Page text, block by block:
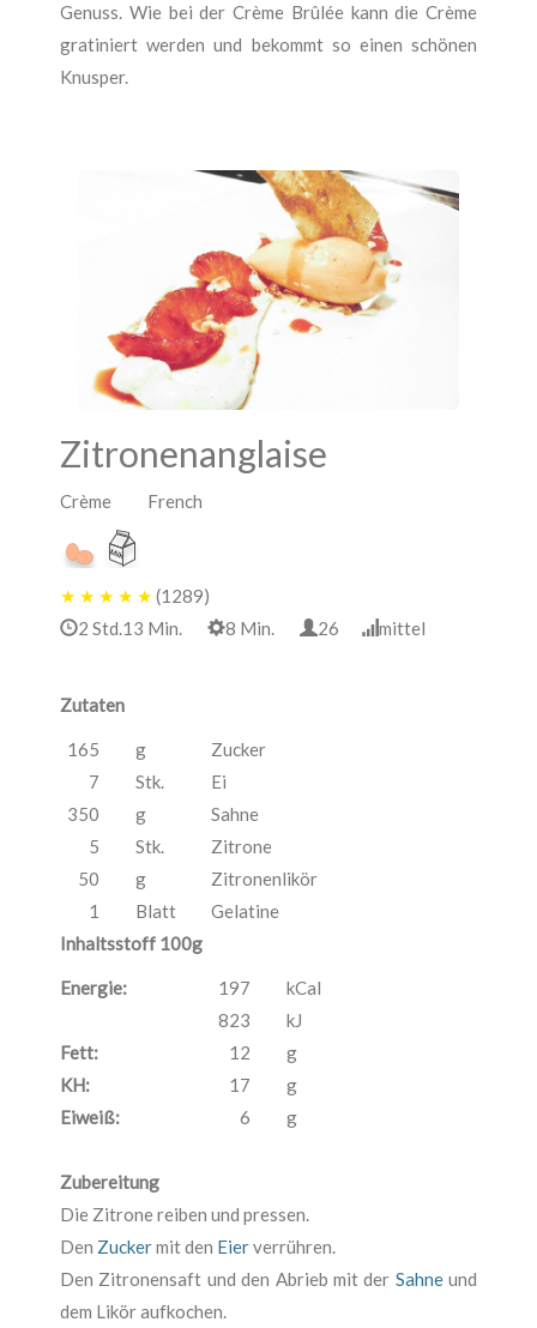
Genuss. Wie bei der Crème Brûlée kann die Crème
gratiniert werden und bekommt so einen schönen
Knusper.
Zitronenanglaise
Crème French
★ ★ ★ ★ ★ (1289)
2 Std.13 Min.
8 Min. 26 mittel
Zutaten
165 g
Zucker
7
Stk.
Ei
350
g
Sahne
5
Stk.
Zitrone
50
g
Zitronenlikör
1
Blatt
Gelatine
Inhaltsstoff 100g
Energie: 197
kCal
823
kJ
Fett:
12
g
KH:
17
g
Eiweiß:
6 g
Zubereitung
Die Zitrone reiben und pressen.
Den Zuckermit den Eierverrühren.
Den Zitronensaft und den Abrieb mit der Sahneund
dem Likör aufkochen.